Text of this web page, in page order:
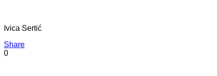
Ivica Sertić
Share
0